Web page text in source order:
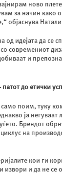
ново
за начин како
објаснува
од идејата да се
современиот
и
патот до етички
само поим, туку
ја негуваат
Брендот
на
кои ги
извори и да не се